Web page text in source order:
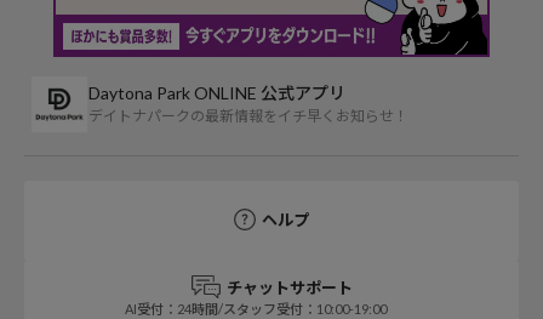
Daytona Park ONLINE 公式アプリ
デイトナパークの最新情報をイチ早くお知らせ！
ヘルプ
チャットサポート
AI受付：24時間/スタッフ受付：10:00-19:00